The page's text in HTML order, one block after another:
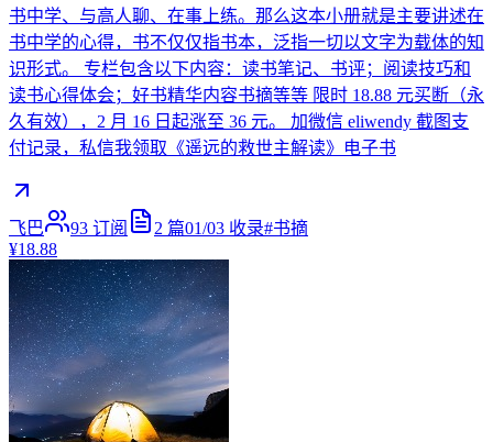
书中学、与高人聊、在事上练。那么这本小册就是主要讲述在
书中学的心得，书不仅仅指书本，泛指一切以文字为载体的知
识形式。 专栏包含以下内容：读书笔记、书评；阅读技巧和
读书心得体会；好书精华内容书摘等等 限时 18.88 元买断（永
久有效），2 月 16 日起涨至 36 元。 加微信 eliwendy 截图支
付记录，私信我领取《遥远的救世主解读》电子书
飞巴 93 订阅 2 篇01/03 收录#书摘
¥18.88